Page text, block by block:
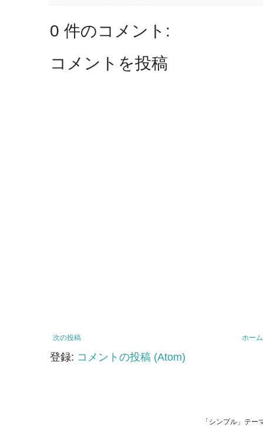
0 件のコメント:
コメントを投稿
次の投稿 ホーム
登録: コメントの投稿 (Atom)
「シンプル」テ